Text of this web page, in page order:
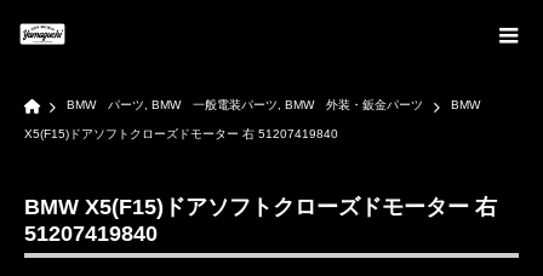
Home
BMW パーツ BMW 一般電装パーツ BMW 外装・鈑金パーツ BMW
X5(F15)ドアソフトクローズドモーター 右 51207419840
BMW X5(F15)ドアソフトクローズドモーター 右
51207419840